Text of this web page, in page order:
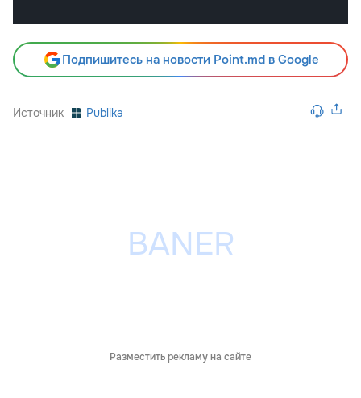
Подпишитесь на новости Point.md в Google
Источник Publika
Разместить рекламу на сайте